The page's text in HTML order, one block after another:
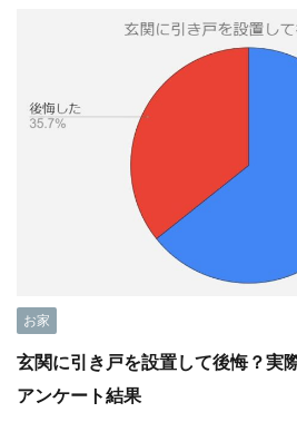
お家
玄関に引き戸を設置して後悔？実
アンケート結果